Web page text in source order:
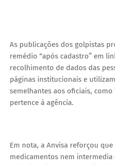
As publicações dos golpistas
remédio “após cadastro” em
recolhimento de dados das
páginas institucionais e
semelhantes aos oficiais, como
pertence à agência.
Em nota, a Anvisa reforçou
medicamentos nem intermedia